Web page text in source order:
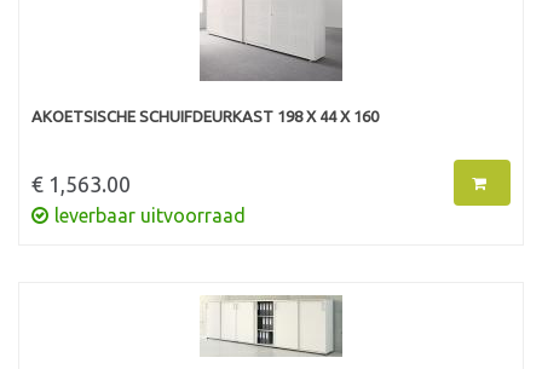
AKOETSISCHE SCHUIFDEURKAST 198 X 44 X 160
€ 1,563.00
leverbaar uitvoorraad